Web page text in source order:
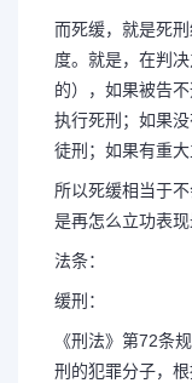
而死缓，就是死
度。就是，在判
的），如果被告
执行死刑；如果
徒刑；如果有重
所以死缓相当于
是再怎么立功表现
法条：
缓刑：
《刑法》第72条
刑的犯罪分子，